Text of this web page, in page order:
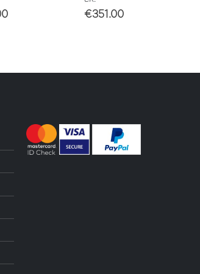
€351.00